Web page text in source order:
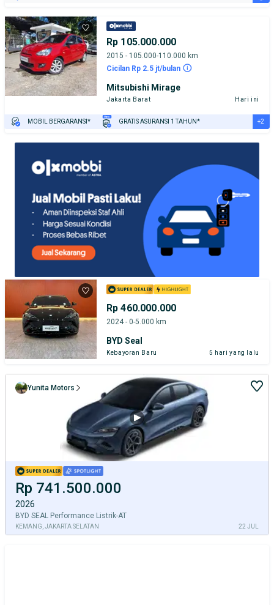
Rp 105.000.000
2015 - 105.000-110.000 km
Cicilan Rp 2.5 jt/bulan
Mitsubishi Mirage
Jakarta Barat Hari ini
MOBIL BERGARANSI* GRATIS ASURANSI 1 TAHUN* +2
Rp 460.000.000
2024 - 0-5.000 km
BYD Seal
Kebayoran Baru 5 hari yang lalu
Rp 741.500.000
2026
BYD SEAL Performance Listrik-AT
KEMANG, JAKARTA SELATAN 22 JUL
Yunita Motors